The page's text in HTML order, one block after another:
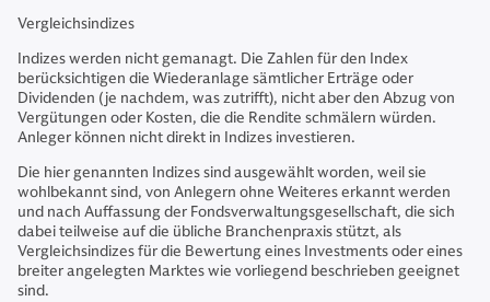
Vergleichsindizes
Indizes werden nicht gemanagt. Die Zahlen für den Index
berücksichtigen die Wiederanlage sämtlicher Erträge oder
Dividenden (je nachdem, was zutrifft), nicht aber den Abzug von
Vergütungen oder Kosten, die die Rendite schmälern würden.
Anleger können nicht direkt in Indizes investieren.
Die hier genannten Indizes sind ausgewählt worden, weil sie
wohlbekannt sind, von Anlegern ohne Weiteres erkannt werden
und nach Auffassung der Fondsverwaltungsgesellschaft, die sich
dabei teilweise auf die übliche Branchenpraxis stützt, als
Vergleichsindizes für die Bewertung eines Investments oder eines
breiter angelegten Marktes wie vorliegend beschrieben geeignet
sind.